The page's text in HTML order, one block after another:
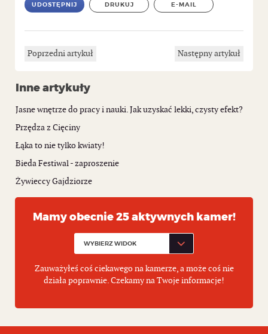
UDOSTĘPNIJ DRUKUJ E-MAIL
Poprzedni artykuł Następny artykuł
Inne artykuły
Jasne wnętrze do pracy i nauki. Jak uzyskać lekki, czysty efekt?
Przędza z Cięciny
Łąka to nie tylko kwiaty!
Bieda Festiwal - zaproszenie
Żywieccy Gajdziorze
Mamy obecnie 25 aktywnych kamer!
Zauważyłeś coś ciekawego na kamerze, a może coś nie
działa poprawnie. Czekamy na Twoje informacje!